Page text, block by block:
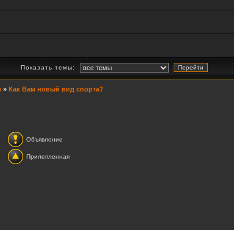
Показать темы:
» Как Вам новый вид спорта?
Объявление
Прилепленная